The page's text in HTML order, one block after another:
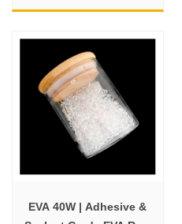
EVA 40W | Adhesive &